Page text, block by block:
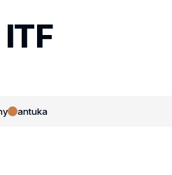
antuka